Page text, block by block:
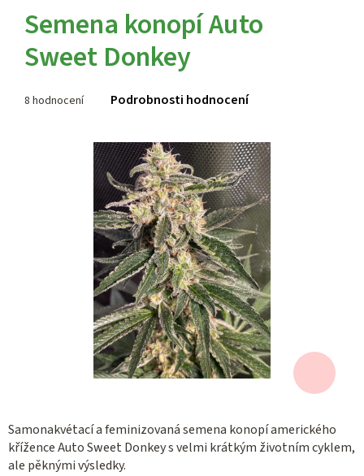
Samonakvétací a feminizovaná semena konopí amerického
křížence Auto Sweet Donkey s velmi krátkým životním cyklem,
ale pěknými výsledky.
Semena konopí Auto
Sweet Donkey
hodnocení
8 hodnocení Podrobnosti hodnocení